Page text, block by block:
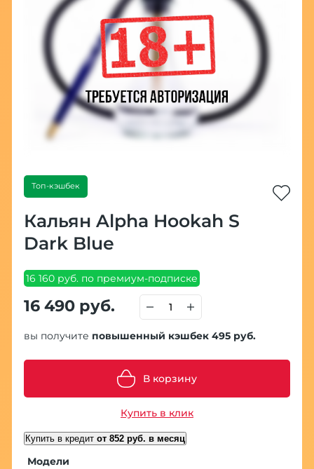
Топ-кэшбек
Кальян Alpha Hookah S
Dark Blue
16 160 руб. по премиум-подписке
16 490 руб.
вы получите повышенный кэшбек 495 руб.
В корзину
Купить в клик
Купить в кредит от 852 руб. в месяц
Модели